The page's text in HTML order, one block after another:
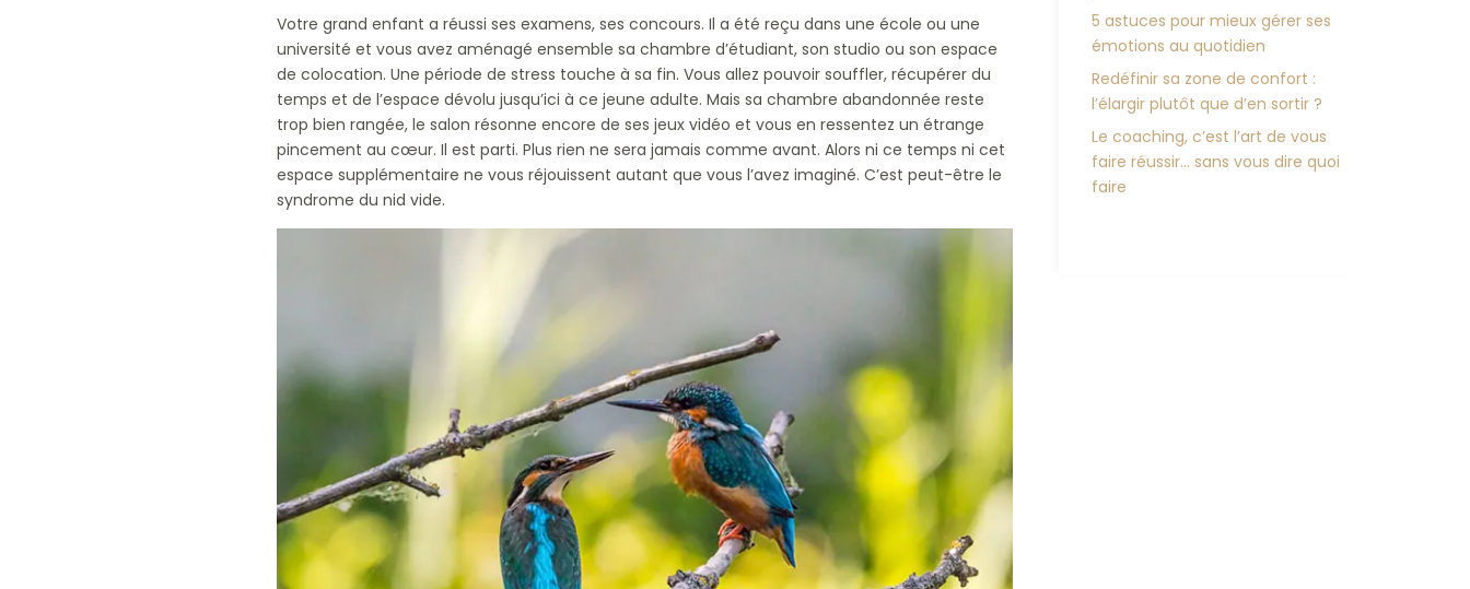
Votre grand enfant a réussi ses examens, ses concours. Il a été reçu dans une école ou une
université et vous avez aménagé ensemble sa chambre d’étudiant, son studio ou son espace
de colocation. Une période de stress touche à sa fin. Vous allez pouvoir souffler, récupérer du
temps et de l’espace dévolu jusqu’ici à ce jeune adulte. Mais sa chambre abandonnée reste
trop bien rangée, le salon résonne encore de ses jeux vidéo et vous en ressentez un étrange
pincement au cœur. Il est parti. Plus rien ne sera jamais comme avant. Alors ni ce temps ni cet
espace supplémentaire ne vous réjouissent autant que vous l’avez imaginé. C’est peut-être le
syndrome du nid vide.
5 astuces pour mieux gérer ses
émotions au quotidien
Redéfinir sa zone de confort :
l’élargir plutôt que d’en sortir ?
Le coaching, c’est l’art de vous
faire réussir… sans vous dire quoi
faire